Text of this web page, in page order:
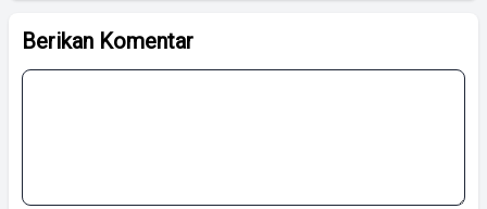
Berikan Komentar